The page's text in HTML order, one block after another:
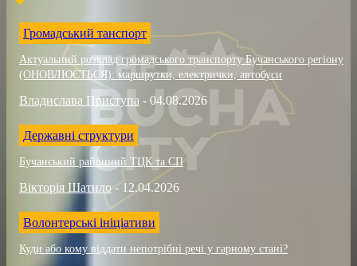
Громадський танспорт
Актуальний розклад громадського транспорту Бучанського регіону
(ОНОВЛЮЄТЬСЯ): маршрутки, електрички, автобуси
Владислава Приступа - 04.08.2026
Державні структури
Бучанський районний ТЦК та СП
Вікторія Шатило - 12.04.2026
Волонтерські ініціативи
Куди або кому віддати непотрібні речі у гарному стані?